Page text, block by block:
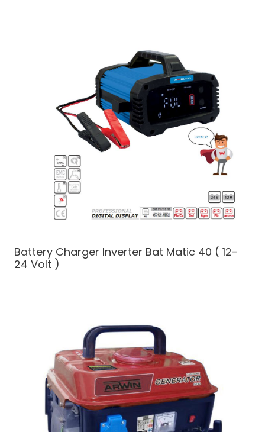
Battery Charger Inverter Bat Matic 40 ( 12-
24 Volt )